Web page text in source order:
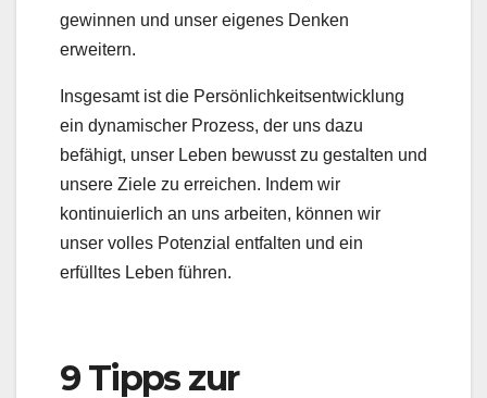
gewinnen und unser eigenes Denken
erweitern.
Insgesamt ist die Persönlichkeitsentwicklung
ein dynamischer Prozess, der uns dazu
befähigt, unser Leben bewusst zu gestalten und
unsere Ziele zu erreichen. Indem wir
kontinuierlich an uns arbeiten, können wir
unser volles Potenzial entfalten und ein
erfülltes Leben führen.
9 Tipps zur